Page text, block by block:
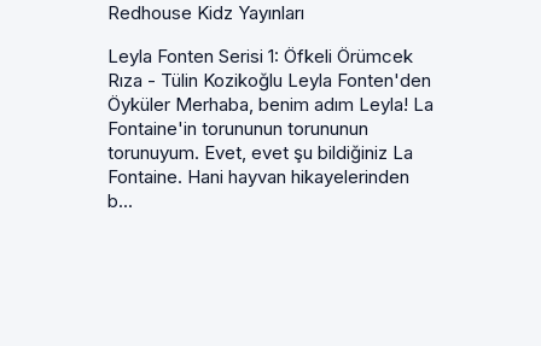
Redhouse Kidz Yayınları
Leyla Fonten Serisi 1: Öfkeli Örümcek
Rıza - Tülin Kozikoğlu Leyla Fonten'den
Öyküler Merhaba, benim adım Leyla! La
Fontaine'in torununun torununun
torunuyum. Evet, evet şu bildiğiniz La
Fontaine. Hani hayvan hikayelerinden
b...